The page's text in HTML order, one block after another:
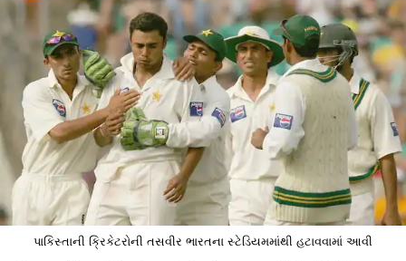
પાકિસ્તાની ક્રિકેટરોની તસવીર ભારતના સ્ટેડિયમમાંથી હટાવવામાં આવી